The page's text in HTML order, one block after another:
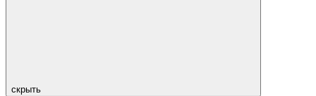
скрыть